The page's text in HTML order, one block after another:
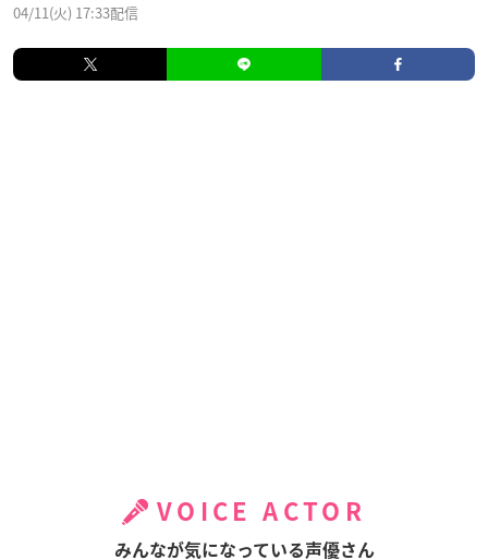
04/11(火) 17:33配信
VOICE ACTOR
みんなが気になっている声優さん